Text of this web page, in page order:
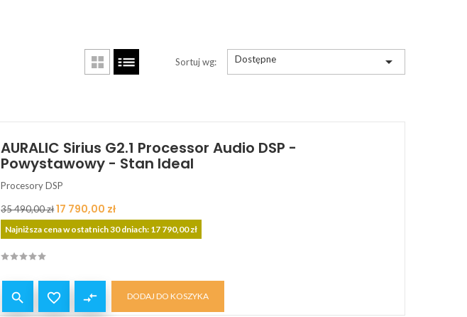
Sortuj wg: Dostępne 
AURALIC Sirius G2.1 Processor Audio DSP -
Powystawowy - Stan Ideal
Procesory DSP
Cena
podstawowa
35 490,00 złCena
17 790,00 zł
Najniższa cena w ostatnich 30 dniach: 17 790,00 zł
  compare_arrows DODAJ DO KOSZYKA